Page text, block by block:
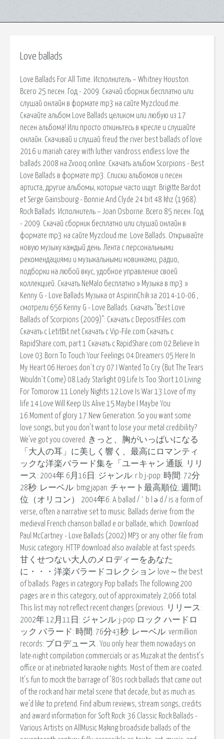
Love ballads
Love Ballads For All Time. Исполнитель – Whitney Houston.
Всего 25 песен. Год - 2009. Скачай сборник бесплатно или
слушай онлайн в формате mp3 на сайте Myzcloud.me.
Скачайте альбом Love Ballads целиком или любую из 17
песен альбома! Или просто откиньтесь в кресле и слушайте
онлайн. Скачивай и слушай freud the river best ballads of love
2016 и mariah carey with luther vandross endless love the
ballads 2008 на Zvooq.online. Скачать альбом Scorpions - Best
Love Ballads в формате mp3. Списки альбомов и песен
артиста, другие альбомы, которые часто ищут. Brigitte Bardot
et Serge Gainsbourg - Bonnie And Clyde 24 bit 48 khz (1968).
Rock Ballads. Исполнитель – Joan Osborne. Всего 85 песен. Год
- 2009. Скачай сборник бесплатно или слушай онлайн в
формате mp3 на сайте Myzcloud.me. Love Ballads. Открывайте
новую музыку каждый день. Лента с персональными
рекомендациями и музыкальными новинками, радио,
подборки на любой вкус, удобное управление своей
коллекцией. Скачать NeMalo бесплатно » Музыка в mp3 »
Kenny G - Love Ballads Музыка от AspirinChik за 2014-10-06 ,
смотрели 656 Kenny G - Love Ballads. Скачать "Best Love
Ballads of Scorpions (2009)": Скачать с DepositFiles.com
Скачать с LetitBit.net Скачать с Vip-File.com Скачать с
RapidShare.com, part 1 Скачать с RapidShare.com 02.Believe In
Love 03.Born To Touch Your Feelings 04.Dreamers 05.Here In
My Heart 06.Heroes don`t cry 07.I Wanted To Cry (But The Tears
Wouldn`t Come) 08.Lady Starlight 09.Life Is Too Short 10.Living
For Tomorow 11.Lonely Nights 12.Love Is War 13.Love of my
life 14.Love Will Keep Us Alive 15.Maybe I Maybe You
16.Moment of glory 17.New Generation. So you want some
love songs, but you don't want to lose your metal credibility?
We've got you covered. きっと、胸がいっぱいになる
「大人の耳」に美しく響く、最高にロマンティ
ックな洋楽バラード集を「ユーキャン 通販. リリ
ース: 2004年 6月16日: ジャンル: r b j-pop: 時間: 72分
28秒: レーベル: bmg japan: チャート最高順位; 週間1
位（オリコン） 2004年6. A ballad / ˈ b l ə d / is a form of
verse, often a narrative set to music. Ballads derive from the
medieval French chanson ballad e or ballade, which. Download
Paul McCartney - Love Ballads (2002) MP3 or any other file from
Music category. HTTP download also available at fast speeds.
甘くせつない大人のメロディーをあなた
に・・・洋楽バラードコレクション love～the best
of ballads. Pages in category Pop ballads The following 200
pages are in this category, out of approximately 2,066 total.
This list may not reflect recent changes (previous. リリース:
2002年 12月11日: ジャンル: j-pop ロック ハードロ
ック バラード: 時間: 76分43秒: レーベル: vermillion
records: プロデュース. You only hear them nowadays on
late-night compilation commercials or as Muzak at the dentist’s
office or at inebriated karaoke nights. Most of them are coated.
It's fun to mock the barrage of '80s rock ballads that came out
of the rock and hair metal scene that decade, but as much as
we'd like to pretend. Find album reviews, stream songs, credits
and award information for Soft Rock: 36 Classic Rock Ballads -
Various Artists on AllMusic Making broadside ballads of the